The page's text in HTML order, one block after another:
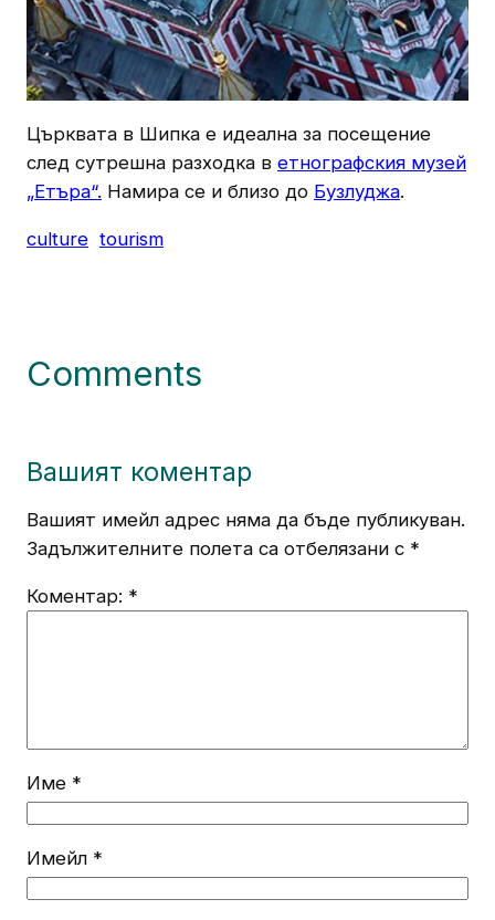
Църквата в Шипка е идеална за посещение
след сутрешна разходка в етнографския музей
„Етъра“. Намира се и близо до Бузлуджа.
culture tourism
Comments
Вашият коментар
Вашият имейл адрес няма да бъде публикуван.
Задължителните полета са отбелязани с *
Коментар: *
Име *
Имейл *